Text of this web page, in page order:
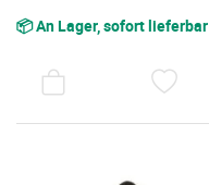
📦 An Lager, sofort lieferbar